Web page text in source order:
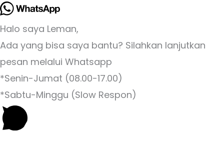
Halo saya Leman,
Ada yang bisa saya bantu? Silahkan lanjutkan
pesan melalui Whatsapp
*Senin-Jumat (08.00-17.00)
*Sabtu-Minggu (Slow Respon)